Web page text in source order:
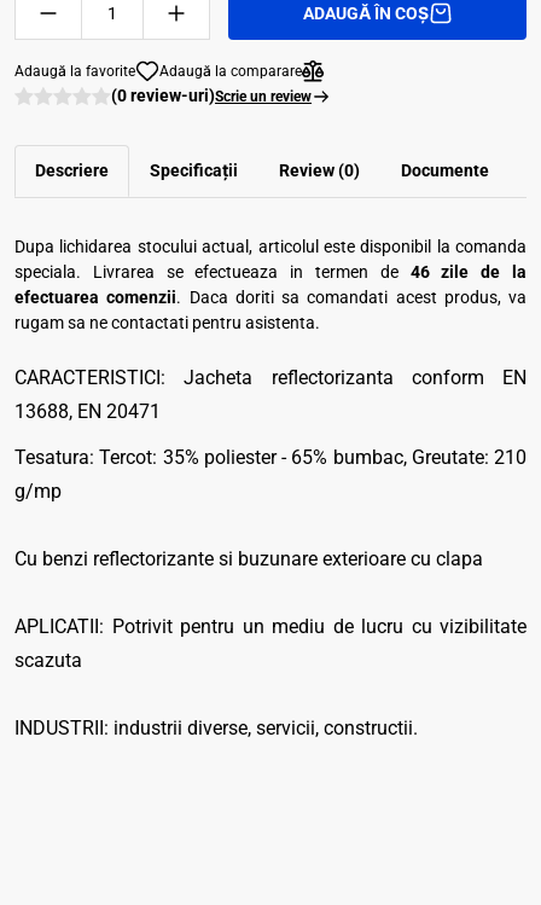
ADAUGĂ ÎN COȘ
Adaugă la favorite Adaugă la comparare
(0 review-uri)Scrie un review
Descriere Specificații Review (0) Documente
Dupa lichidarea stocului actual, articolul este disponibil la comanda
speciala. Livrarea se efectueaza in termen de 46 zile de la
efectuarea comenzii. Daca doriti sa comandati acest produs, va
rugam sa ne contactati pentru asistenta.
CARACTERISTICI: Jacheta reflectorizanta conform EN
13688, EN 20471
Tesatura: Tercot: 35% poliester - 65% bumbac, Greutate: 210
g/mp
Cu benzi reflectorizante si buzunare exterioare cu clapa
APLICATII: Potrivit pentru un mediu de lucru cu vizibilitate
scazuta
INDUSTRII: industrii diverse, servicii, constructii.